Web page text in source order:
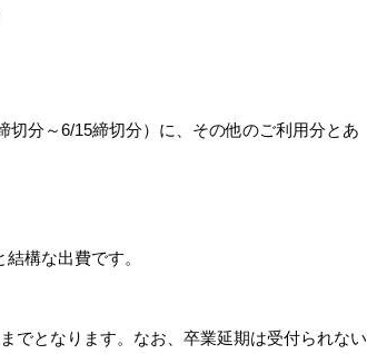
切分～6/15締切分）に、その他のご利用分とあ
構な出費です。
でとなります。なお、卒業延期は受付られない